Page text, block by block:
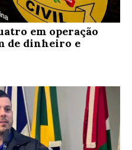
em operação
de dinheiro e